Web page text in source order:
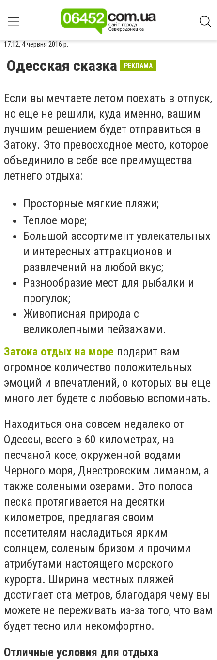
17:12, 4 червня 2016 р.
Одесская сказка РЕКЛАМА
Если вы мечтаете летом поехать в отпуск,
но еще не решили, куда именно, вашим
лучшим решением будет отправиться в
Затоку. Это превосходное место, которое
объединило в себе все преимущества
летнего отдыха:
Просторные мягкие пляжи;
Теплое море;
Большой ассортимент увлекательных
и интересных аттракционов и
развлечений на любой вкус;
Разнообразие мест для рыбалки и
прогулок;
Живописная природа с
великолепными пейзажами.
Затока отдых на море подарит вам
огромное количество положительных
эмоций и впечатлений, о которых вы еще
много лет будете с любовью вспоминать.
Находиться она совсем недалеко от
Одессы, всего в 60 километрах, на
песчаной косе, окруженной водами
Черного моря, Днестровским лиманом, а
также солеными озерами. Это полоса
песка протягивается на десятки
километров, предлагая своим
посетителям насладиться ярким
солнцем, соленым бризом и прочими
атрибутами настоящего морского
курорта. Ширина местных пляжей
достигает ста метров, благодаря чему вы
можете не переживать из-за того, что вам
будет тесно или некомфортно.
Отличные условия для отдыха